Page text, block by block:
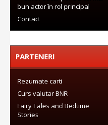
bun actor în rol principal
Contact
PARTENERI
Rezumate carti
Curs valutar BNR
Fairy Tales and Bedtime
Stories